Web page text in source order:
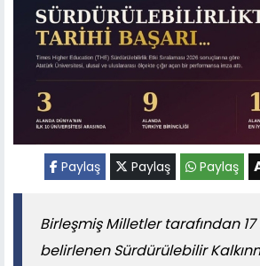
Paylaş Paylaş Paylaş
Birleşmiş Milletler tarafından 17
belirlenen Sürdürülebilir